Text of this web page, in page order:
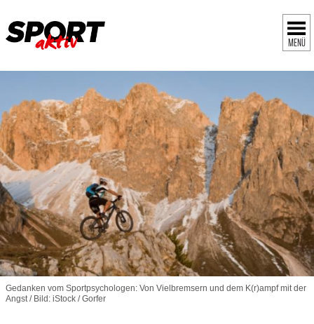
MENÜ
Gedanken vom Sportpsychologen: Von Vielbremsern und dem K(r)ampf mit der
Angst / Bild: iStock / Gorfer